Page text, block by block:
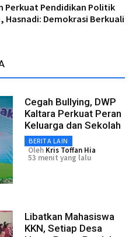
Perkuat Pendidikan Politik
Hasnadi: Demokrasi Berkuali
Cegah Bullying, DWP
Kaltara Perkuat Peran
Keluarga dan Sekolah
BERITA LAIN
Oleh Kris Toffan Hia
53 menit yang lalu
Libatkan Mahasiswa
KKN, Setiap Desa